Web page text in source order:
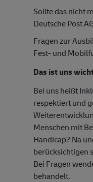
Sollte das nicht
Deutsche Post
Fragen zur
Fest- und
Das ist uns
Bei uns heißt
respektiert und
Menschen mit
Handicap? Na
berücksichtigen
Bei Fragen
behandelt.